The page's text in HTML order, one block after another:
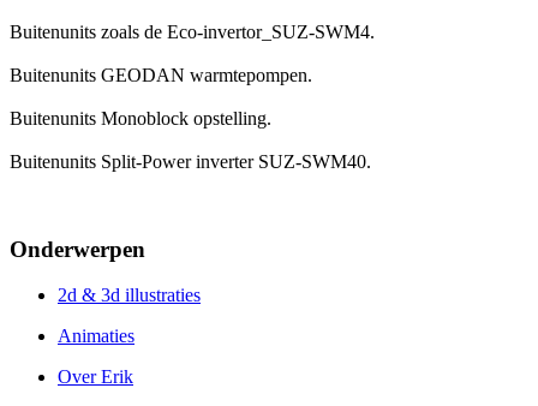
Buitenunits zoals de Eco-invertor_SUZ-SWM4.
Buitenunits GEODAN warmtepompen.
Buitenunits Monoblock opstelling.
Buitenunits Split-Power inverter SUZ-SWM40.
Onderwerpen
2d & 3d illustraties
Animaties
Over Erik